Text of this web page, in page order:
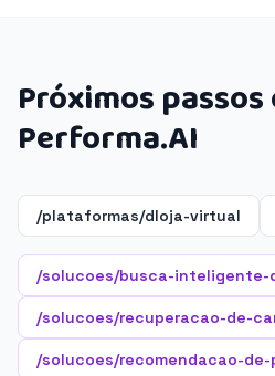
Próximos passos
Performa.AI
/plataformas/dloja-virtual
/solucoes/busca-inteligente-
/solucoes/recuperacao-de-
/solucoes/recomendacao-